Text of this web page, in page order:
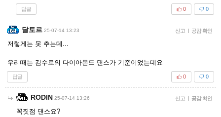
답글 0
0
달토르 25-07-14 13:23 신고 | 공감 확인
저렇게는 못 추는데...
우리때는 김수로의 다이아몬드 댄스가 기준이었는데요
답글 0
0
RODIN 25-07-14 13:26 신고 | 공감 확인
꼭짓점 댄스요?